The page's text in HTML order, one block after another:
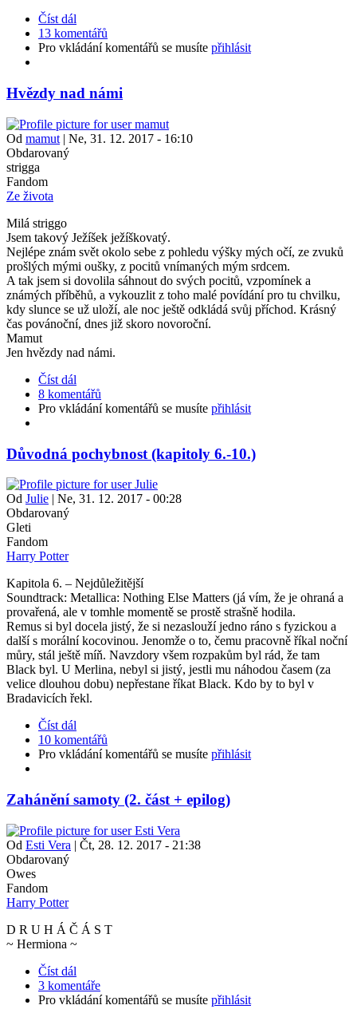
Číst dál
13 komentářů
Pro vkládání komentářů se musíte přihlásit
Hvězdy nad námi
Od mamut | Ne, 31. 12. 2017 - 16:10
Obdarovaný
strigga
Fandom
Ze života
Milá striggo
Jsem takový Ježíšek ježíškovatý.
Nejlépe znám svět okolo sebe z pohledu výšky mých očí, ze zvuků
prošlých mými oušky, z pocitů vnímaných mým srdcem.
A tak jsem si dovolila sáhnout do svých pocitů, vzpomínek a
známých příběhů, a vykouzlit z toho malé povídání pro tu chvilku,
kdy slunce se už uloží, ale noc ještě odkládá svůj příchod. Krásný
čas povánoční, dnes již skoro novoroční.
Mamut
Jen hvězdy nad námi.
Číst dál
8 komentářů
Pro vkládání komentářů se musíte přihlásit
Důvodná pochybnost (kapitoly 6.-10.)
Od Julie | Ne, 31. 12. 2017 - 00:28
Obdarovaný
Gleti
Fandom
Harry Potter
Kapitola 6. – Nejdůležitější
Soundtrack: Metallica: Nothing Else Matters (já vím, že je ohraná a
provařená, ale v tomhle momentě se prostě strašně hodila.
Remus si byl docela jistý, že si nezaslouží jedno ráno s fyzickou a
další s morální kocovinou. Jenomže o to, čemu pracovně říkal noční
můry, stál ještě míň. Navzdory všem rozpakům byl rád, že tam
Black byl. U Merlina, nebyl si jistý, jestli mu náhodou časem (za
velice dlouhou dobu) nepřestane říkat Black. Kdo by to byl v
Bradavicích řekl.
Číst dál
10 komentářů
Pro vkládání komentářů se musíte přihlásit
Zahánění samoty (2. část + epilog)
Od Esti Vera | Čt, 28. 12. 2017 - 21:38
Obdarovaný
Owes
Fandom
Harry Potter
D R U H Á Č Á S T
~ Hermiona ~
Číst dál
3 komentáře
Pro vkládání komentářů se musíte přihlásit